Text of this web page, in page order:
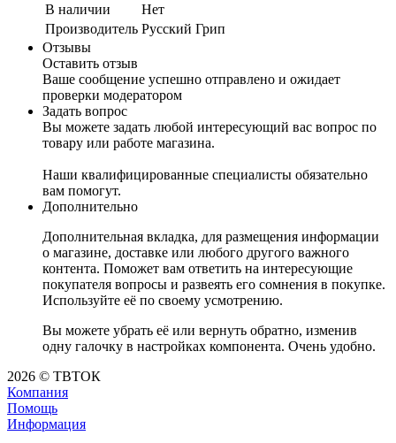
В наличии
Нет
Производитель Русский Грип
Отзывы
Оставить отзыв
Ваше сообщение успешно отправлено и ожидает
проверки модератором
Задать вопрос
Вы можете задать любой интересующий вас вопрос по
товару или работе магазина.
Наши квалифицированные специалисты обязательно
вам помогут.
Дополнительно
Дополнительная вкладка, для размещения информации
о магазине, доставке или любого другого важного
контента. Поможет вам ответить на интересующие
покупателя вопросы и развеять его сомнения в покупке.
Используйте её по своему усмотрению.
Вы можете убрать её или вернуть обратно, изменив
одну галочку в настройках компонента. Очень удобно.
2026 © ТВТОК
Компания
Помощь
Информация